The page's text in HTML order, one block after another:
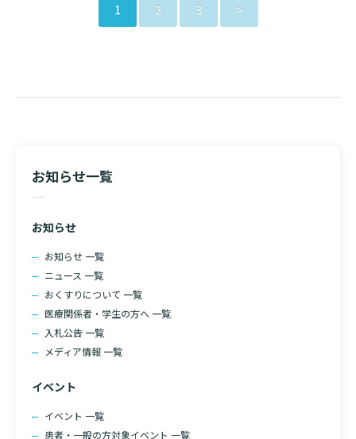
1 2 3 >
お知らせ一覧
お知らせ
お知らせ 一覧
ニュース 一覧
おくすりについて 一覧
医療関係者・学生の方へ 一覧
入札公告 一覧
メディア情報 一覧
イベント
イベント 一覧
患者・一般の方対象イベント 一覧